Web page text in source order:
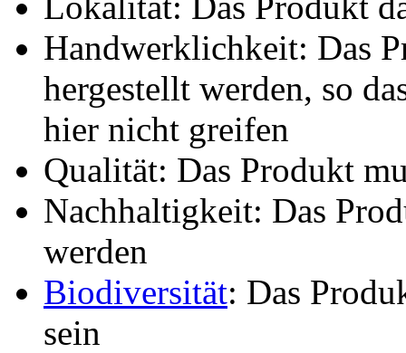
Handwerklichkeit: Das
hergestellt werden, so
hier nicht greifen
Qualität: Das Produkt
Nachhaltigkeit: Das
werden
Biodiversität: Das
sein